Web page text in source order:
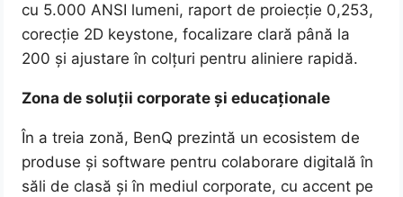
cu 5.000 ANSI lumeni, raport de proiecție 0,253,
corecție 2D keystone, focalizare clară până la
200 și ajustare în colțuri pentru aliniere rapidă.
Zona de soluții corporate și educaționale
În a treia zonă, BenQ prezintă un ecosistem de
produse și software pentru colaborare digitală în
săli de clasă și în mediul corporate, cu accent pe